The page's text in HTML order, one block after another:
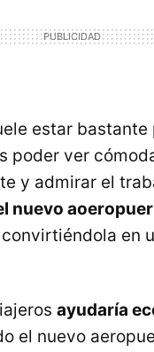
estar
poder ver
y admirar el
nuevo
convirtiéndola en
ayudaría
el nuevo